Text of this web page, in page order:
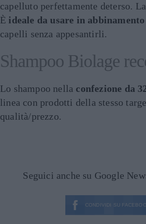
capelluto perfettamente deterso.
È ideale da usare in
capelli senza appesantirli.
Shampoo Biolage
Lo shampoo nella confezione da
linea con prodotti della stesso
qualità/prezzo.
Seguici anche su Google
CONDIVIDI SU